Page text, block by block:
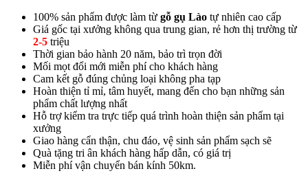
100% sản phẩm được làm từ gỗ gụ Lào tự nhiên cao cấp
Giá gốc tại xưởng không qua trung gian, rẻ hơn thị trường từ
2-5 triệu
Thời gian bảo hành 20 năm, bảo trì trọn đời
Mối mọt đổi mới miễn phí cho khách hàng
Cam kết gỗ đúng chủng loại không pha tạp
Hoàn thiện tỉ mỉ, tâm huyết, mang đến cho bạn những sản
phẩm chất lượng nhất
Hỗ trợ kiểm tra trực tiếp quá trình hoàn thiện sản phẩm tại
xưởng
Giao hàng cẩn thận, chu đáo, vệ sinh sản phẩm sạch sẽ
Quà tặng tri ân khách hàng hấp dẫn, có giá trị
Miễn phí vận chuyển bán kính 50km.